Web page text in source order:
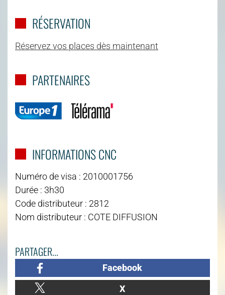
RÉSERVATION
Réservez vos places dès maintenant
PARTENAIRES
INFORMATIONS CNC
Numéro de visa : 2010001756
Durée : 3h30
Code distributeur : 2812
Nom distributeur : COTE DIFFUSION
PARTAGER...
Facebook
X